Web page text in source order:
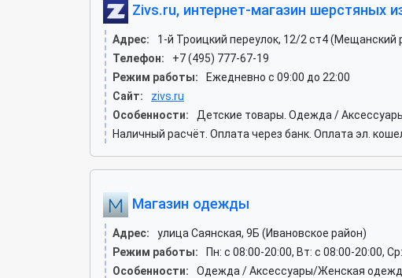
Zivs.ru, интернет-магазин шерстяных
Адрес:
1-й Троицкий переулок, 12/2 ст4 (Мещанский
Телефон:
+7 (495) 777-67-19
Режим работы:
Ежедневно с 09:00 до 22:00
Сайт:
zivs.ru
Особенности:
Детские товары. Одежда /
Наличный расчёт. Оплата через банк. Оплата эл.
Магазин одежды
Адрес:
улица Саянская, 9Б (Ивановское район)
Режим работы:
Пн: c 08:00-20:00, Вт: c 08:00-20:00,
Особенности:
Одежда / Аксессуары/Женская